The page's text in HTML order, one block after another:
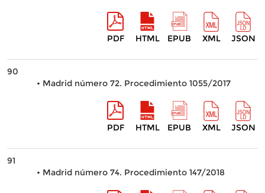
PDF HTML EPUB XML JSON
90
• Madrid número 72. Procedimiento 1055/2017
PDF HTML EPUB XML JSON
91
• Madrid número 74. Procedimiento 147/2018